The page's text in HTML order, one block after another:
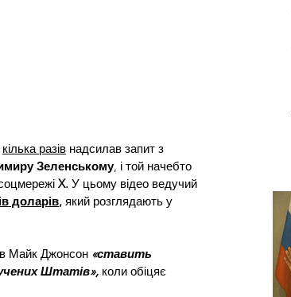
кілька разів надсилав запит з
Зеленському, і той начебто
X. У цьому відео ведучий
доларів, який розглядають у
Майк Джонсон «ставить
Штатів», коли обіцяє